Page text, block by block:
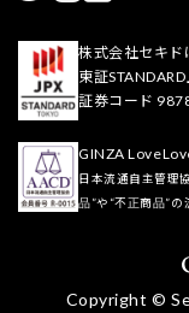
株式会社セキド
東証STANDARD
証券コード
GINZA
日本流通自主管理
品”や“不正商品”の
Copyright ©